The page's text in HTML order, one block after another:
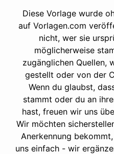
Diese Vorlage wurde
auf Vorlagen.com
nicht, wer sie
möglicherweise
zugänglichen Quellen,
gestellt oder von der
Wenn du glaubst,
stammt oder du an
hast, freuen wir uns
Wir möchten
Anerkennung
uns einfach - wir